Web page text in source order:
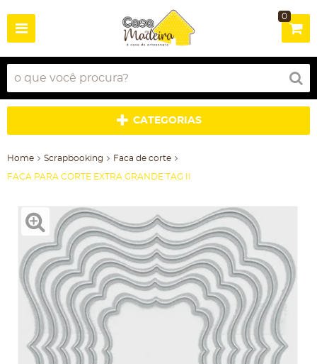
0
CATEGORIAS
Home Scrapbooking Faca de corte
FACA PARA CORTE EXTRA GRANDE TAG II